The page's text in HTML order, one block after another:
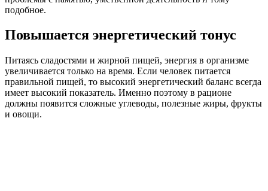
подобное.
Повышается энергетический тонус
Питаясь сладостями и жирной пищей, энергия в организме
увеличивается только на время. Если человек питается
правильной пищей, то высокий энергетический баланс всегда
имеет высокий показатель. Именно поэтому в рационе
должны появится сложные углеводы, полезные жиры, фрукты
и овощи.